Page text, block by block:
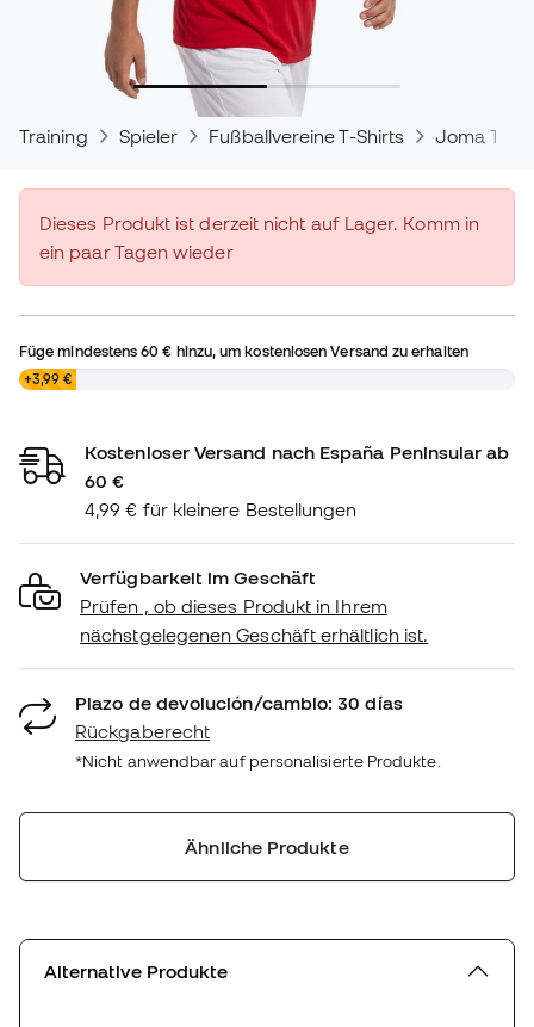
Training Spieler Fußballvereine T-Shirts Joma T-
Dieses Produkt ist derzeit nicht auf Lager. Komm in
ein paar Tagen wieder
Füge mindestens60 € hinzu, um kostenlosen Versand zu erhalten
0,00 €
+3,99 €
Kostenloser Versand nach España Peninsular ab
60 €
4,99 € für kleinere Bestellungen
Verfügbarkeit im Geschäft
Prüfen , ob dieses Produkt in Ihrem
nächstgelegenen Geschäft erhältlich ist.
Plazo de devolución/cambio: 30 días
Rückgaberecht
*Nicht anwendbar auf personalisierte Produkte.
Ähnliche Produkte
Alternative Produkte